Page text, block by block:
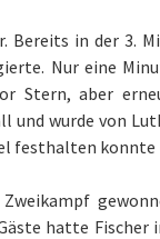
Bereits in der 3.
Nur eine
Stern, aber
und wurde von
festhalten konnte
Zweikampf
hatte